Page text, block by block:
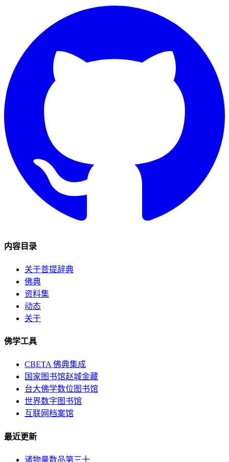
内容目录
关于菩提辞典
佛典
资料集
动态
关于
佛学工具
CBETA 佛典集成
国家图书馆赵城金藏
台大佛学数位图书馆
世界数字图书馆
互联网档案馆
最近更新
诸物量数品第三十